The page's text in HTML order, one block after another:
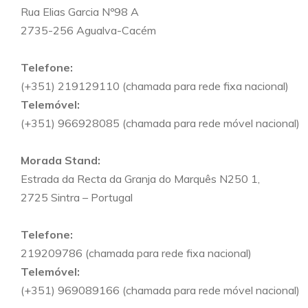
Rua Elias Garcia Nº98 A
2735-256 Agualva-Cacém
Telefone:
(+351) 219129110 (chamada para rede fixa nacional)
Telemóvel:
(+351) 966928085 (chamada para rede móvel nacional)
Morada Stand:
Estrada da Recta da Granja do Marquês N250 1,
2725 Sintra – Portugal
Telefone:
219209786 (chamada para rede fixa nacional)
Telemóvel:
(+351) 969089166 (chamada para rede móvel nacional)